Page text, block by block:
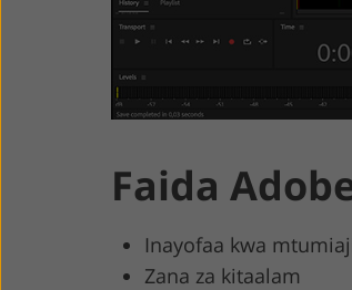
Faida
Inayofaa kwa
Zana za kitaalam